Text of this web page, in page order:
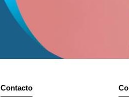
Contacto